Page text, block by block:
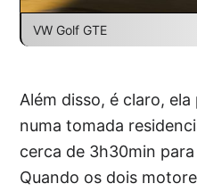
VW Golf GTE
Além disso, é claro,
numa tomada
cerca de 3h30min
Quando os dois